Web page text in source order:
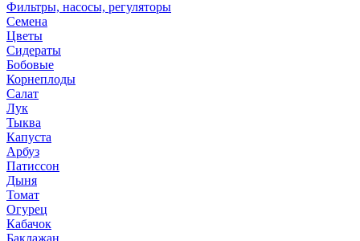
Фильтры, насосы, регуляторы
Семена
Цветы
Сидераты
Бобовые
Корнеплоды
Салат
Лук
Тыква
Капуста
Арбуз
Патиссон
Дыня
Томат
Огурец
Кабачок
Баклажан